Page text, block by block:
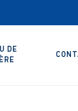
DE